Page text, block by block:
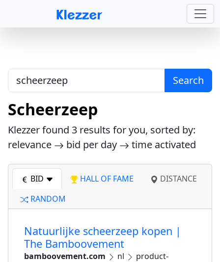
Search
Scheerzeep
Klezzer found 3 results for you, sorted by:
relevance
bid per day time activated
BID HALL OF FAME
DISTANCE
RANDOM
Natuurlijke scheerzeep kopen |
The Bamboovement
bamboovement.com nl
product-